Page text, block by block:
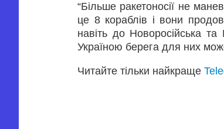
“Більше ракетоносії не
це 8 кораблів і вони
навіть до Новоросійська
Україною берега для них
Читайте тільки найкраще